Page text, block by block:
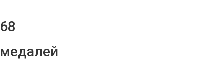
68
медалей